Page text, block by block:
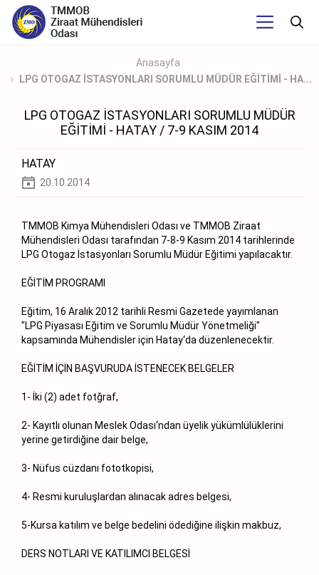
Anasayfa
LPG OTOGAZ İSTASYONLARI SORUMLU MÜDÜR EĞİTİMİ - HA...
LPG OTOGAZ İSTASYONLARI SORUMLU MÜDÜR
EĞİTİMİ - HATAY / 7-9 KASIM 2014
HATAY
20.10.2014
TMMOB Kimya Mühendisleri Odası ve TMMOB Ziraat
Mühendisleri Odası tarafından 7-8-9 Kasım 2014 tarihlerinde
LPG Otogaz İstasyonları Sorumlu Müdür Eğitimi yapılacaktır.
EĞİTİM PROGRAMI
Eğitim, 16 Aralık 2012 tarihli Resmi Gazetede yayımlanan
"LPG Piyasası Eğitim ve Sorumlu Müdür Yönetmeliği"
kapsamında Mühendisler için Hatay‘da düzenlenecektir.
EĞİTİM İÇİN BAŞVURUDA İSTENECEK BELGELER
1- İki (2) adet fotğraf,
2- Kayıtlı olunan Meslek Odası‘ndan üyelik yükümlülüklerini
yerine getirdiğine dair belge,
3- Nüfus cüzdanı fototkopisi,
4- Resmi kuruluşlardan alınacak adres belgesi,
5-Kursa katılım ve belge bedelini ödediğine ilişkin makbuz,
DERS NOTLARI VE KATILIMCI BELGESİ